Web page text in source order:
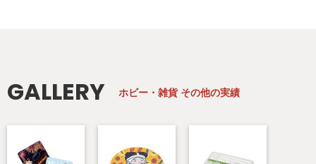
GALLERY ホビー・雑貨 その他の実績